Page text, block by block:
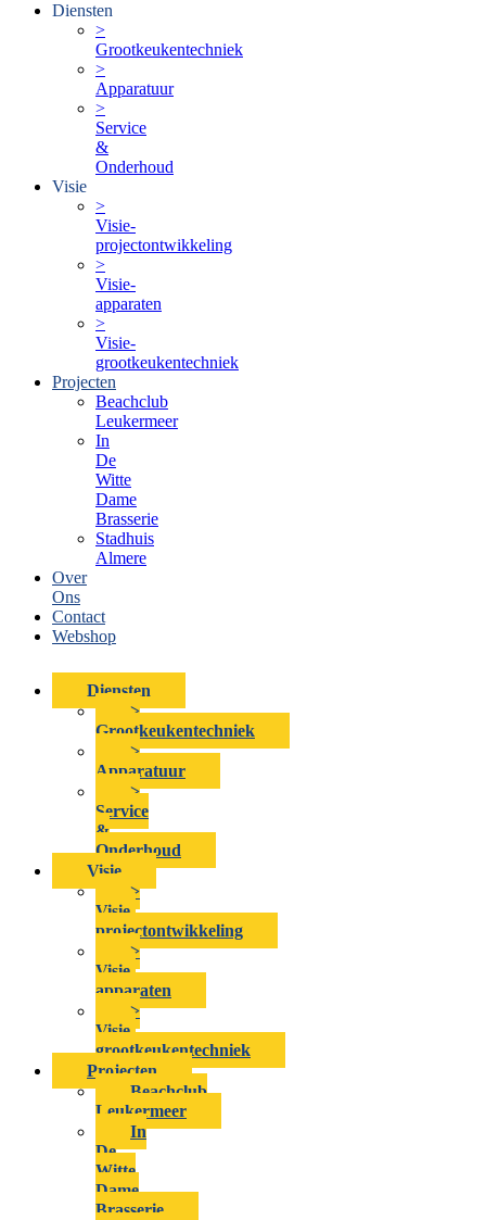
Diensten
>
Grootkeukentechniek
>
Apparatuur
>
Service
&
Onderhoud
Visie
>
Visie-
projectontwikkeling
>
Visie-
apparaten
>
Visie-
grootkeukentechniek
Projecten
Beachclub
Leukermeer
In
De
Witte
Dame
Brasserie
Stadhuis
Almere
Over
Ons
Contact
Webshop
Diensten
>
Grootkeukentechniek
>
Apparatuur
>
Service
&
Onderhoud
Visie
>
Visie-
projectontwikkeling
>
Visie-
apparaten
>
Visie-
grootkeukentechniek
Projecten
Beachclub
Leukermeer
In
De
Witte
Dame
Brasserie